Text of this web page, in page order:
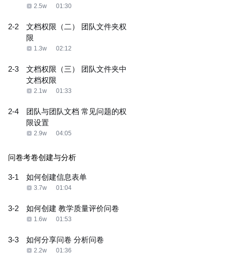
2.5w 01:30
2-2
文档权限（二） 团队文件夹权
限
1.3w 02:12
2-3
文档权限（三） 团队文件夹中
文档权限
2.1w 01:33
2-4
团队与团队文档 常见问题的权
限设置
2.9w 04:05
问卷考卷创建与分析
3-1 如何创建信息表单
3.7w 01:04
3-2 如何创建 教学质量评价问卷
1.6w 01:53
3-3 如何分享问卷 分析问卷
2.2w 01:36